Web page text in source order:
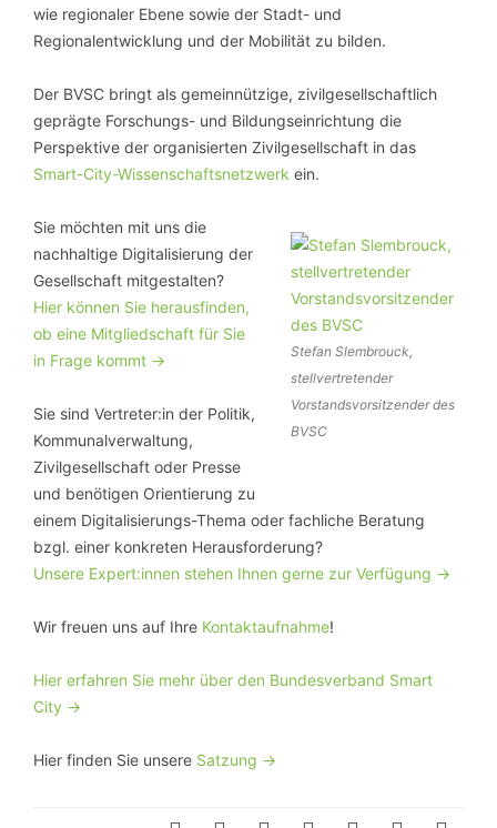
wie regionaler Ebene sowie der Stadt- und
Regionalentwicklung und der Mobilität zu bilden.
Der BVSC bringt als gemeinnützige, zivilgesellschaftlich
geprägte Forschungs- und Bildungseinrichtung die
Perspektive der organisierten Zivilgesellschaft in das
Smart-City-Wissenschaftsnetzwerk ein.
Stefan Slembrouck,
stellvertretender
Vorstandsvorsitzender des
BVSC
Sie möchten mit uns die
nachhaltige Digitalisierung der
Gesellschaft mitgestalten?
Hier können Sie herausfinden,
ob eine Mitgliedschaft für Sie
in Frage kommt ->
Sie sind Vertreter:in der Politik,
Kommunalverwaltung,
Zivilgesellschaft oder Presse
und benötigen Orientierung zu
einem Digitalisierungs-Thema oder fachliche Beratung
bzgl. einer konkreten Herausforderung?
Unsere Expert:innen stehen Ihnen gerne zur Verfügung ->
Wir freuen uns auf Ihre Kontaktaufnahme!
Hier erfahren Sie mehr über den Bundesverband Smart
City ->
Hier finden Sie unsere Satzung ->